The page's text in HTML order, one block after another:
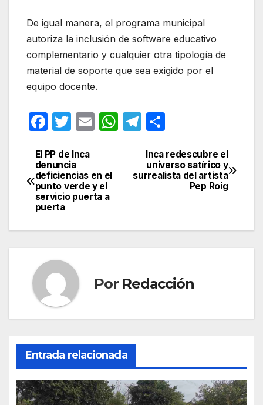
De igual manera, el programa municipal
autoriza la inclusión de software educativo
complementario y cualquier otra tipología de
material de soporte que sea exigido por el
equipo docente.
F
c
e
b
o
o
T
itt
er
E
W
p
T
e
gr
m
p
Navegación
de
entradas
Inca redescubre el
universo satírico y
surrealista del artista
Pep Roig
El PP de Inca
denuncia
deficiencias en el
punto verde y el
servicio puerta a
puerta
Por Redacción
Entrada relacionada